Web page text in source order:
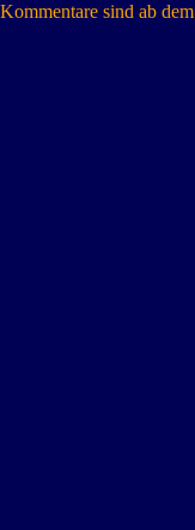
Kommentare sind ab